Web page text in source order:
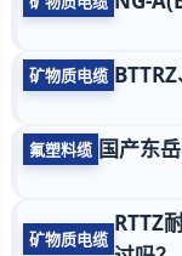
矿物质电缆
氟塑料缆 国产东
矿物质电缆
RTTZ